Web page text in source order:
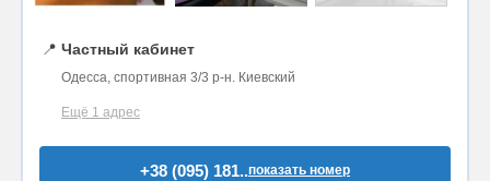
📍 Частный кабинет
Одесса, спортивная 3/3 р-н. Киевский
Ещё 1 адрес
+38 (095) 181..показать номер